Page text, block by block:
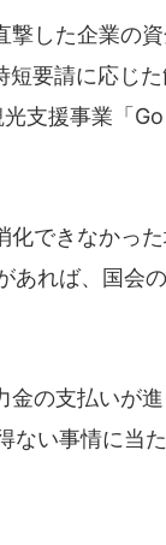
した企業の
要請に応じ
光支援事業「
できなかっ
あれば、国会
の支払いが
い事情に当